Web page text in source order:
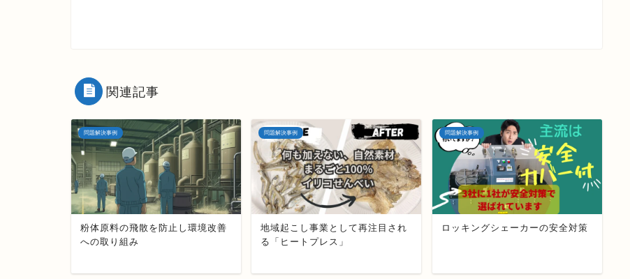
関連記事
問題解決事例
粉体原料の飛散を防止し環境改善
への取り組み
問題解決事例
地域起こし事業として再注目され
る「ヒートプレス」
問題解決事例
ロッキングシェーカーの安全対策